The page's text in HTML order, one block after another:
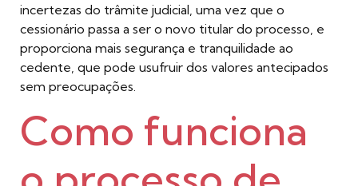
incertezas do trâmite judicial, uma vez que o
cessionário passa a ser o novo titular do processo, e
proporciona mais segurança e tranquilidade ao
cedente, que pode usufruir dos valores antecipados
sem preocupações.
Como funciona